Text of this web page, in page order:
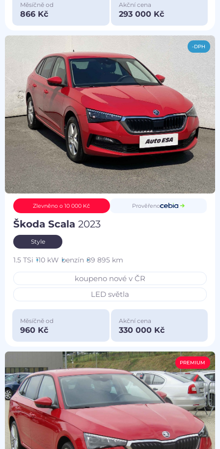
Měsíčně od
866 Kč
Akční cena
293 000 Kč
-DPH
Zlevněno o 10 000 Kč Prověřeno
Škoda Scala2023
Style
1.5 TSi 110 kW benzín 89 895 km
koupeno nové v ČR
LED světla
Měsíčně od
960 Kč
Akční cena
330 000 Kč
PREMIUM